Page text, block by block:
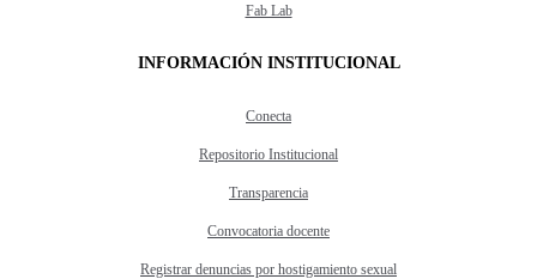
Fab Lab
INFORMACIÓN INSTITUCIONAL
Conecta
Repositorio Institucional
Transparencia
Convocatoria docente
Registrar denuncias por hostigamiento sexual